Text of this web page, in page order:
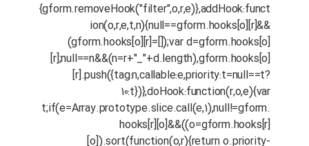
{gform.removeHook("filter",o,r,e)},addHook:funct
ion(o,r,e,t,n){null==gform.hooks[o][r]&&
(gform.hooks[o][r]=[]);var d=gform.hooks[o]
[r];null==n&&(n=r+"_"+d.length),gform.hooks[o]
[r].push({tag:n,callable:e,priority:t=null==t?
10:t})},doHook:function(r,o,e){var
t;if(e=Array.prototype.slice.call(e,1),null!=gform.
hooks[r][o]&&((o=gform.hooks[r]
[o]).sort(function(o,r){return o.priority-